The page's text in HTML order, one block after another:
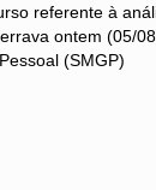
referente à
ontem (05/
(SMGP)